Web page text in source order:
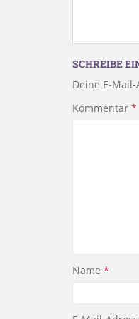
SCHREIBE
Deine E-
Kommentar *
Name *